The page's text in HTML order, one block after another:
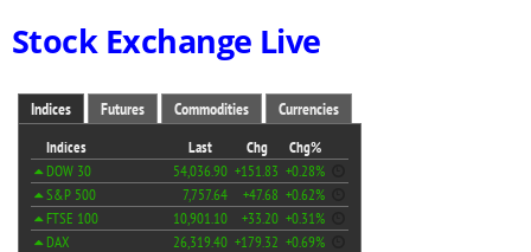
Stock Exchange Live